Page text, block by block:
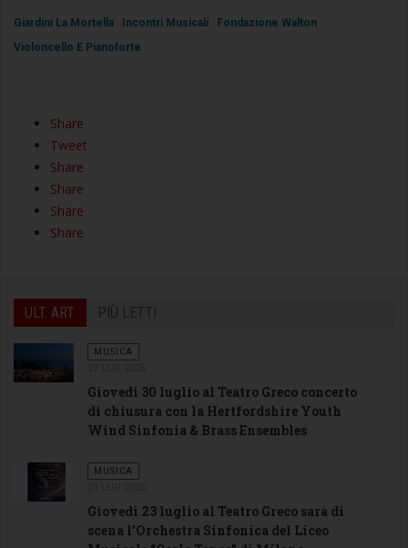
Giardini La Mortella Incontri Musicali
Fondazione Walton
Violoncello E Pianoforte
Share
Tweet
Share
Share
Share
Share
ULT. ART. PIÙ LETTI
MUSICA
Giovedi 30 luglio al Teatro Greco concerto
di chiusura con la Hertfordshire Youth
Wind Sinfonia & Brass Ensembles
MUSICA
Giovedì 23 luglio al Teatro Greco sarà di
scena l’Orchestra Sinfonica del Liceo